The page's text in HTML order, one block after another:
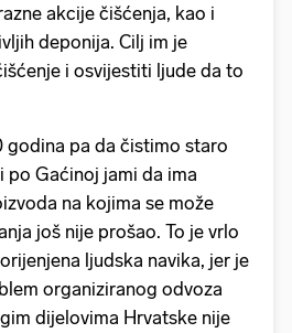
akcije čišćenja, kao i
deponija. Cilj im je
i osvijestiti ljude da to
pa da čistimo staro
po Gaćinoj jami da ima
na kojima se može
još nije prošao. To je vrlo
ljudska navika, jer je
organiziranog odvoza
dijelovima Hrvatske nije